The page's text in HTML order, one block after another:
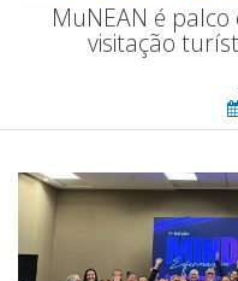
MuNEAN é
visitação